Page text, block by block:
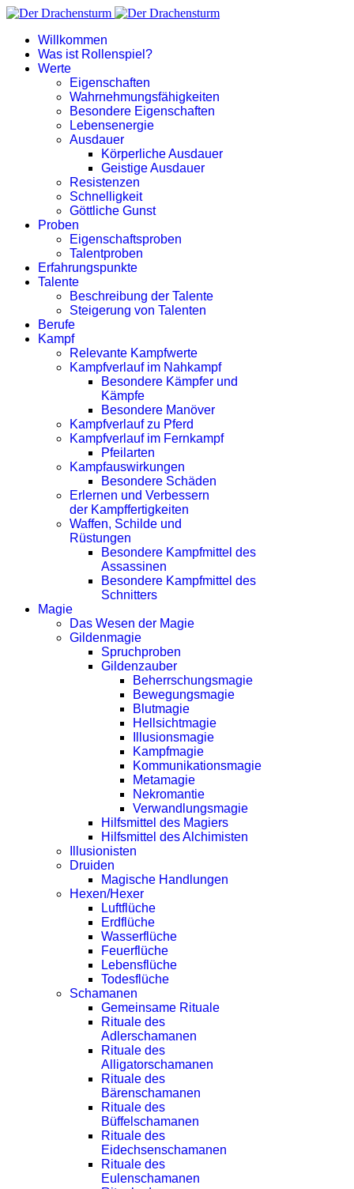
Willkommen
Was ist Rollenspiel?
Werte
Eigenschaften
Wahrnehmungsfähigkeiten
Besondere Eigenschaften
Lebensenergie
Ausdauer
Körperliche Ausdauer
Geistige Ausdauer
Resistenzen
Schnelligkeit
Göttliche Gunst
Proben
Eigenschaftsproben
Talentproben
Erfahrungspunkte
Talente
Beschreibung der Talente
Steigerung von Talenten
Berufe
Kampf
Relevante Kampfwerte
Kampfverlauf im Nahkampf
Besondere Kämpfer und
Kämpfe
Besondere Manöver
Kampfverlauf zu Pferd
Kampfverlauf im Fernkampf
Pfeilarten
Kampfauswirkungen
Besondere Schäden
Erlernen und Verbessern
der Kampffertigkeiten
Waffen, Schilde und
Rüstungen
Besondere Kampfmittel des
Assassinen
Besondere Kampfmittel des
Schnitters
Magie
Das Wesen der Magie
Gildenmagie
Spruchproben
Gildenzauber
Beherrschungsmagie
Bewegungsmagie
Blutmagie
Hellsichtmagie
Illusionsmagie
Kampfmagie
Kommunikationsmagie
Metamagie
Nekromantie
Verwandlungsmagie
Hilfsmittel des Magiers
Hilfsmittel des Alchimisten
Illusionisten
Druiden
Magische Handlungen
Hexen/Hexer
Luftflüche
Erdflüche
Wasserflüche
Feuerflüche
Lebensflüche
Todesflüche
Schamanen
Gemeinsame Rituale
Rituale des
Adlerschamanen
Rituale des
Alligatorschamanen
Rituale des
Bärenschamanen
Rituale des
Büffelschamanen
Rituale des
Eidechsenschamanen
Rituale des
Eulenschamanen